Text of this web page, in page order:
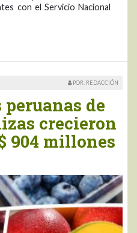
con el Servicio Nacional
POR: REDACCIÓN
de
crecieron
904 millones